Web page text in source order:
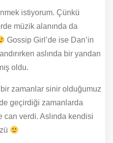
istiyorum. Çünkü
müzik alanında da
Gossip Girl’de ise Dan’in
aslında bir yandan
oldu.
bir zamanlar sinir olduğumuz
geçirdiği zamanlarda
can verdi. Aslında kendisi